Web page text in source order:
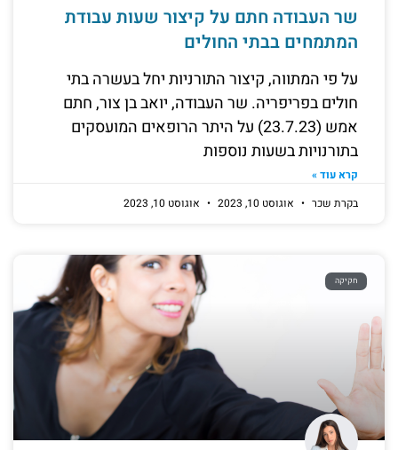
שר העבודה חתם על קיצור שעות עבודת
המתמחים בבתי החולים
על פי המתווה, קיצור התורניות יחל בעשרה בתי
חולים בפריפריה. שר העבודה, יואב בן צור, חתם
אמש (23.7.23) על היתר הרופאים המועסקים
בתורנויות בשעות נוספות
קרא עוד »
בקרת שכר
אוגוסט 10, 2023 אוגוסט 10, 2023
חקיקה